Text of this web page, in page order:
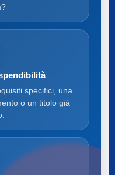
specifici, una
o un titolo già